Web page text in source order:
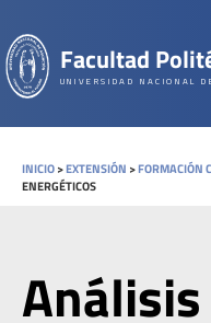
Facultad
UNIVERSIDAD NACIONAL
INICIO>EXTENSIÓN >FORMACIÓN
ENERGÉTICOS